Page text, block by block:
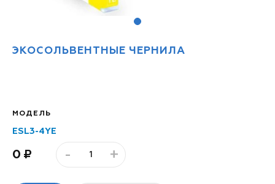
ЭКОСОЛЬВЕНТНЫЕ ЧЕРНИЛА
МОДЕЛЬ
ESL3-4YE
0 - +